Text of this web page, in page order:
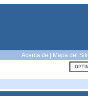
Acerca de Mapa del